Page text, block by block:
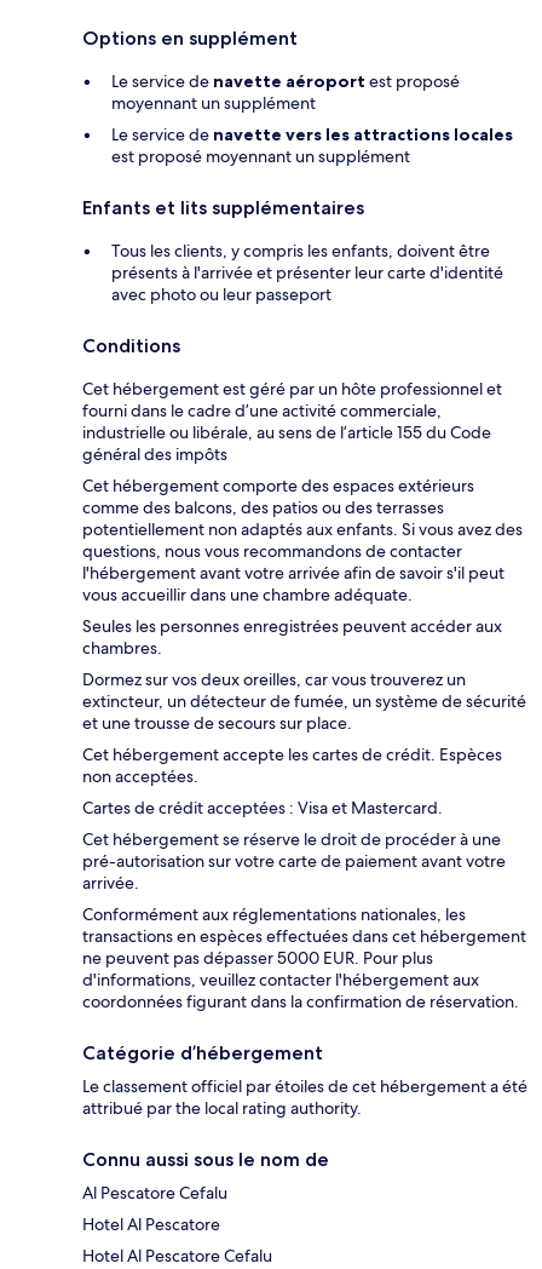
Options en supplément
Le service de navette aéroport est proposé
moyennant un supplément
Le service de navette vers les attractions locales
est proposé moyennant un supplément
Enfants et lits supplémentaires
Tous les clients, y compris les enfants, doivent être
présents à l'arrivée et présenter leur carte d'identité
avec photo ou leur passeport
Conditions
Cet hébergement est géré par un hôte professionnel et
fourni dans le cadre d’une activité commerciale,
industrielle ou libérale, au sens de l’article 155 du Code
général des impôts
Cet hébergement comporte des espaces extérieurs
comme des balcons, des patios ou des terrasses
potentiellement non adaptés aux enfants. Si vous avez des
questions, nous vous recommandons de contacter
l'hébergement avant votre arrivée afin de savoir s'il peut
vous accueillir dans une chambre adéquate.
Seules les personnes enregistrées peuvent accéder aux
chambres.
Dormez sur vos deux oreilles, car vous trouverez un
extincteur, un détecteur de fumée, un système de sécurité
et une trousse de secours sur place.
Cet hébergement accepte les cartes de crédit. Espèces
non acceptées.
Cartes de crédit acceptées : Visa et Mastercard.
Cet hébergement se réserve le droit de procéder à une
pré-autorisation sur votre carte de paiement avant votre
arrivée.
Conformément aux réglementations nationales, les
transactions en espèces effectuées dans cet hébergement
ne peuvent pas dépasser 5000 EUR. Pour plus
d'informations, veuillez contacter l'hébergement aux
coordonnées figurant dans la confirmation de réservation.
Catégorie d’hébergement
Le classement officiel par étoiles de cet hébergement a été
attribué par the local rating authority.
Connu aussi sous le nom de
Al Pescatore Cefalu
Hotel Al Pescatore
Hotel Al Pescatore Cefalu